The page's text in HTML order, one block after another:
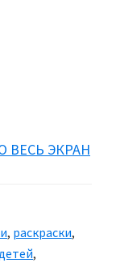
ВЕСЬ ЭКРАН
, раскраски,
,